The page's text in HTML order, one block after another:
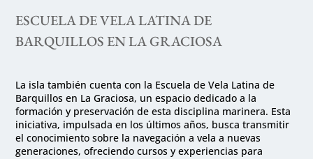
ESCUELA DE VELA LATINA DE
BARQUILLOS EN LA GRACIOSA
La isla también cuenta con la Escuela de Vela Latina de
Barquillos en La Graciosa, un espacio dedicado a la
formación y preservación de esta disciplina marinera. Esta
iniciativa, impulsada en los últimos años, busca transmitir
el conocimiento sobre la navegación a vela a nuevas
generaciones, ofreciendo cursos y experiencias para